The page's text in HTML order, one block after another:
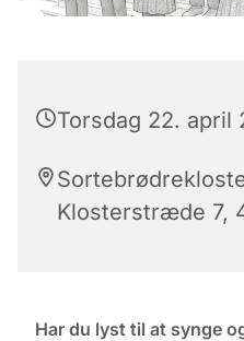
Torsdag 22. april
Klosterstræde 7,
Har du lyst til at synge